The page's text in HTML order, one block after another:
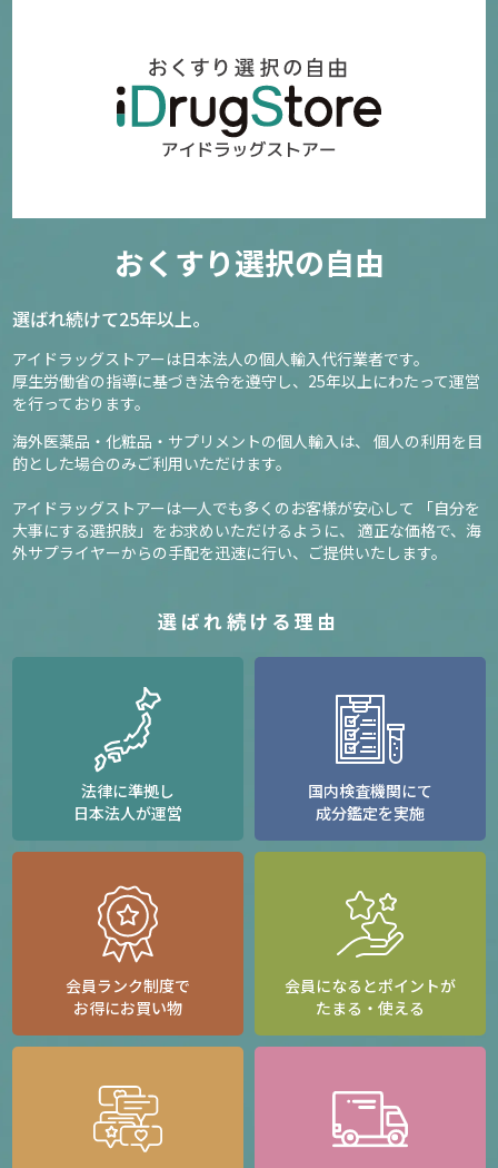
おくすり選択の自由
選ばれ続けて25年以上。
アイドラッグストアーは日本法人の個人輸入代行業者です。
厚生労働省の指導に基づき法令を遵守し、 25年以上にわたって運営
を行っております。
海外医薬品・化粧品・サプリメントの個人輸入は、 個人の利用を目
的とした場合のみご利用いただけます。
アイドラッグストアーは一人でも多くのお客様が安心して
「自分を
大事にする選択肢」をお求めいただけるように、 適正な価格で、海
外サプライヤーからの手配を迅速に行い、ご提供いたします。
選ばれ続ける理由
法律に準拠し
日本法人が運営
国内検査機関にて
成分鑑定を実施
会員ランク制度で
お得にお買い物
会員になるとポイントが
たまる・使える